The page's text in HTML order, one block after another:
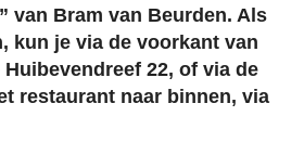
van Bram van Beurden. Als
kun je via de voorkant van
22, of via de
restaurant naar binnen, via